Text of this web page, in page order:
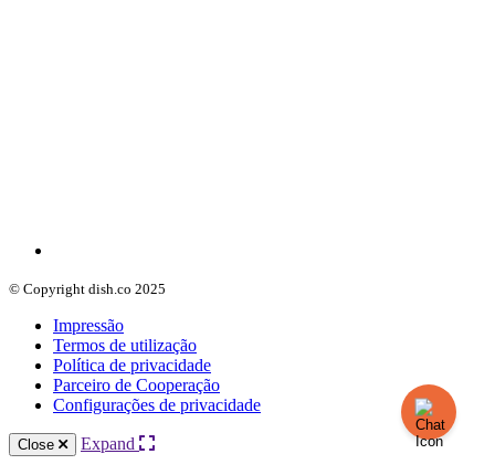
© Copyright dish.co 2025
Impressão
Termos de utilização
Política de privacidade
Parceiro de Cooperação
Configurações de privacidade
Close Expand